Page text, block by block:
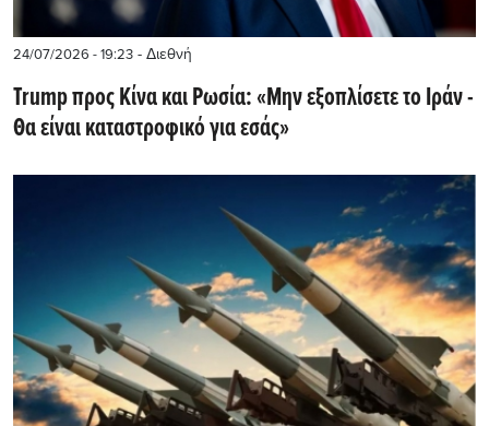
24/07/2026 - 19:23 - Διεθνή
Trump προς Κίνα και Ρωσία: «Μην εξοπλίσετε το Ιράν -
Θα είναι καταστροφικό για εσάς»